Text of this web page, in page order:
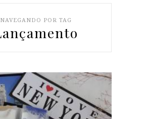
NAVEGANDO POR TAG